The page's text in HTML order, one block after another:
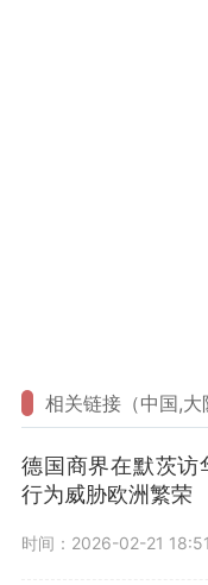
相关链接（中国,大
德国商界在默茨访
行为威胁欧洲繁荣
时间：2026-02-21